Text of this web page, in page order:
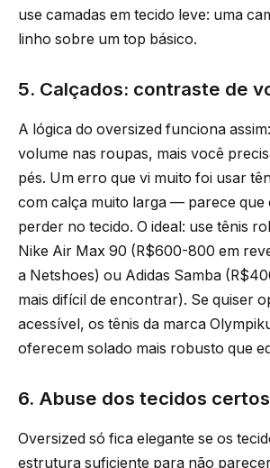
use camadas em tecido leve: uma
linho sobre um top básico.
5. Calçados: contraste de
A lógica do oversized funciona
volume nas roupas, mais você
pés. Um erro que vi muito foi usar
com calça muito larga — parece que
perder no tecido. O ideal: use tênis
Nike Air Max 90 (R$600-800 em
a Netshoes) ou Adidas Samba
mais difícil de encontrar). Se quiser
acessível, os tênis da marca
oferecem solado mais robusto que
6. Abuse dos tecidos certos
Oversized só fica elegante se os
estrutura suficiente para não